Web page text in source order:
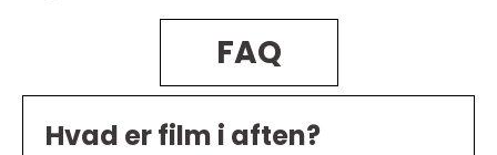
FAQ
Hvad er film i aften?